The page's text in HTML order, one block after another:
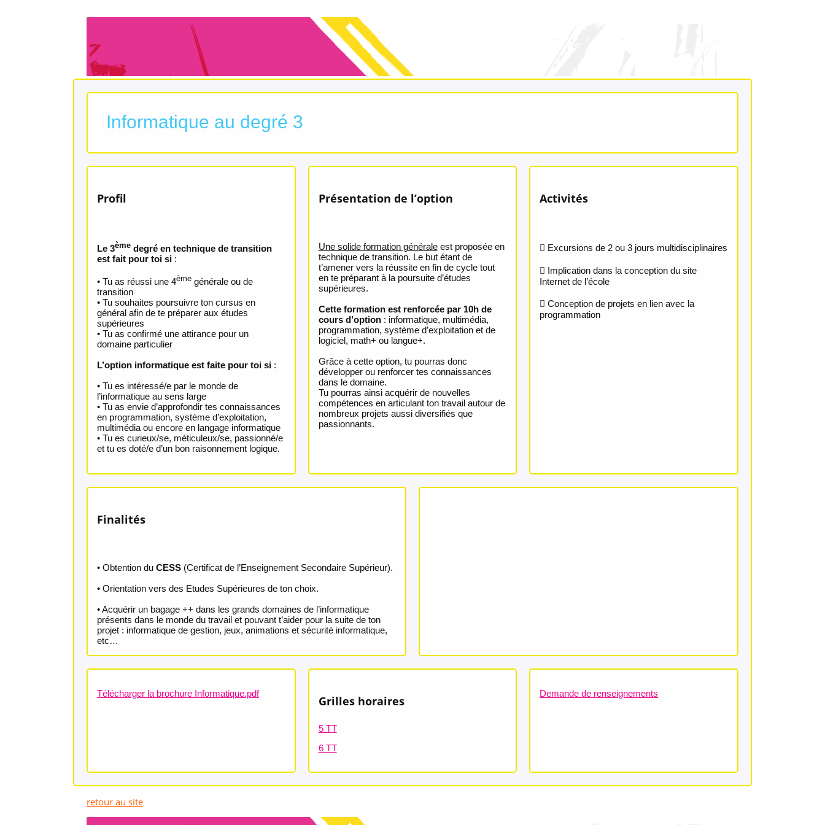
Informatique au degré 3
Profil
Le 3èmedegré en technique de transition
est fait pour toi si:
• Tu as réussi une 4èmegénérale ou de
transition
• Tu souhaites poursuivre ton cursus en
général afin de te préparer aux études
supérieures
• Tu as confirmé une attirance pour un
domaine particulier
L’option informatique est faite pour toi si:
• Tu es intéressé/e par le monde de
l’informatique au sens large
• Tu as envie d’approfondir tes connaissances
en programmation, système d’exploitation,
multimédia ou encore en langage informatique
• Tu es curieux/se, méticuleux/se, passionné/e
et tu es doté/e d’un bon raisonnement logique.
Présentation de l’option
Une solide formation généraleest proposée en
technique de transition. Le but étant de
t’amener vers la réussite en fin de cycle tout
en te préparant à la poursuite d’études
supérieures.
Cette formation est renforcée par 10h de
cours d’option: informatique, multimédia,
programmation, système d’exploitation et de
logiciel, math+ ou langue+.
Grâce à cette option, tu pourras donc
développer ou renforcer tes connaissances
dans le domaine.
Tu pourras ainsi acquérir de nouvelles
compétences en articulant ton travail autour de
nombreux projets aussi diversifiés que
passionnants.
Activités
 Excursions de 2 ou 3 jours multidisciplinaires
 Implication dans la conception du site
Internet de l’école
 Conception de projets en lien avec la
programmation
Finalités
• Obtention du CESS(Certificat de l’Enseignement Secondaire Supérieur).
• Orientation vers des Etudes Supérieures de ton choix.
• Acquérir un bagage ++ dans les grands domaines de l’informatique
présents dans le monde du travail et pouvant t’aider pour la suite de ton
projet : informatique de gestion, jeux, animations et sécurité informatique,
etc…
Grilles horaires
5 TT
6 TT
Télécharger la brochure Informatique.pdf Demande de renseignements
retour au site